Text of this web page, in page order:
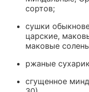
сортов;
сушки
царские,
маковые
ржаные
сгущенное